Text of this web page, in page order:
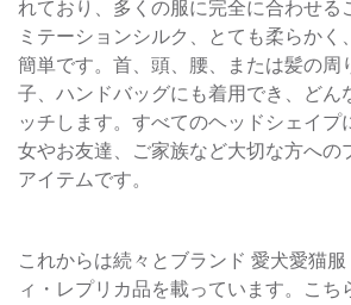
れており、多くの服に完全に合わせる
ミテーションシルク、とても柔らかく
簡単です。首、頭、腰、または髪の周
子、ハンドバッグにも着用でき、どん
ッチします。すべてのヘッドシェイプ
女やお友達、ご家族など大切な方への
アイテムです。
これからは続々とブランド 愛犬愛猫
ィ・レプリカ品を載っています。こち